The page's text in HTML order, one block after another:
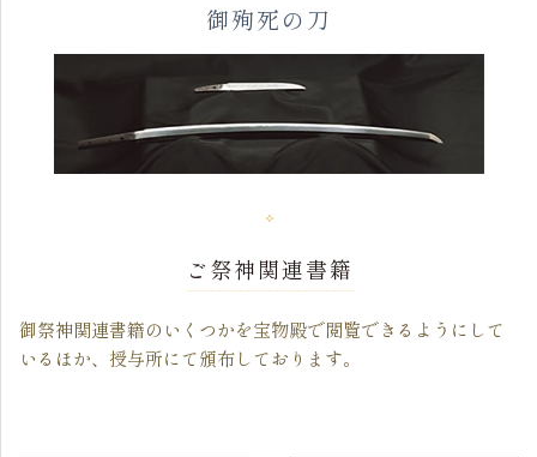
御殉死の刀
ご祭神関連書籍
御祭神関連書籍のいくつかを宝物殿で閲覧できるようにして
いるほか、授与所にて頒布しております。